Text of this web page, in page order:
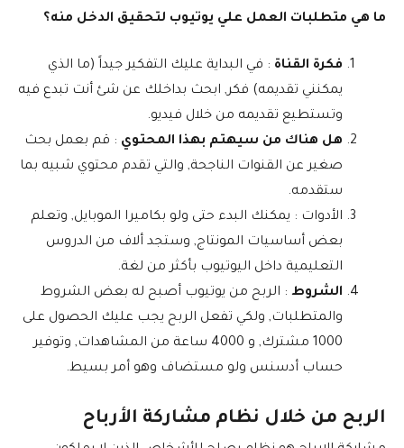
ما هي متطلبات العمل علي يوتيوب لتحقيق الدخل منه؟
فكرة القناة : في البداية عليك التفكير جيداً (ما الذي
يمكنني تقديمه) فكر, ابحث بداخلك عن شئ أنت تبدع فيه
وتستطيع تقديمه من خلال فيديو.
هل هناك من سيهتم بهذا المحتوي : قم بعمل بحث
صغير عن القنوات الناجحة, والتي تقدم محتوي شبيه بما
ستقدمه.
الأدوات : يمكنك البدء حتى ولو بكاميرا الموبايل, وتعلم
بعض أساسيات المونتاج, وستجد ألاف من الدروس
التعليمية داخل اليوتيوب بأكثر من لغة.
الشروط : الربح من يوتيوب أصبح له بعض الشروط
والمتطلبات, ولكي تفعل الربح يجب عليك الحصول على
1000 مشترك, و 4000 ساعة من المشاهدات, وتوفير
حساب أدسنس ولو مستضاف وهو أمر بسيط.
الربح من خلال نظام مشاركة الأرباح